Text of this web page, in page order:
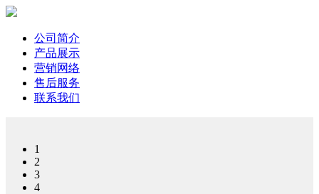
公司简介
产品展示
营销网络
售后服务
联系我们
1
2
3
4